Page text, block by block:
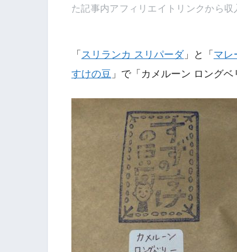
た記事内アフィリエイトリンクから収
「 スリランカ スリパーダ」と「 マレ
すけの豆 」で「カメルーン ロングベ